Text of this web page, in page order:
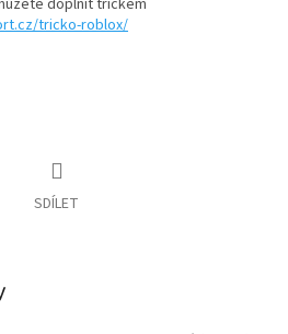
doplnit tričkem
tricko-roblox/
SDÍLET